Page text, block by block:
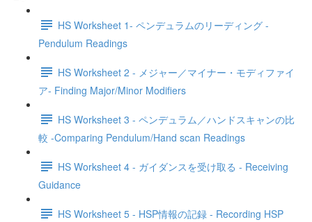
HS Worksheet 1- ペンデュラムのリーディング -
Pendulum Readings
HS Worksheet 2 - メジャー／マイナー・モディファイ
ア- Finding Major/Minor Modifiers
HS Worksheet 3 - ペンデュラム／ハンドスキャンの比
較 -Comparing Pendulum/Hand scan Readings
HS Worksheet 4 - ガイダンスを受け取る - Receiving
Guidance
HS Worksheet 5 - HSP情報の記録 - Recording HSP